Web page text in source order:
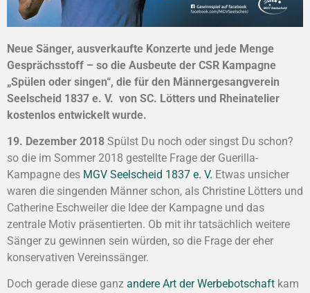
Neue Sänger, ausverkaufte Konzerte und jede Menge
Gesprächsstoff – so die Ausbeute der CSR Kampagne
„Spülen oder singen“, die für den Männergesangverein
Seelscheid 1837 e. V. von SC. Lötters und Rheinatelier
kostenlos entwickelt wurde.
19. Dezember 2018 Spülst Du noch oder singst Du schon?
so die im Sommer 2018 gestellte Frage der Guerilla-
Kampagne des MGV Seelscheid 1837 e. V. Etwas unsicher
waren die singenden Männer schon, als Christine Lötters und
Catherine Eschweiler die Idee der Kampagne und das
zentrale Motiv präsentierten. Ob mit ihr tatsächlich weitere
Sänger zu gewinnen sein würden, so die Frage der eher
konservativen Vereinssänger.
Doch gerade diese ganz andere Art der Werbebotschaft kam